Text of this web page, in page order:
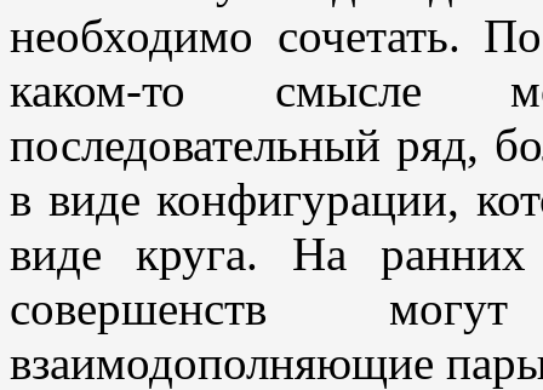
необходимо сочетать.
каком-то смысле
последовательный ряд,
в виде конфигурации,
виде круга. На ранних
совершенств
взаимодополняющие